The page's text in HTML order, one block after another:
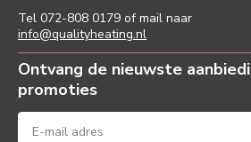
Tel 072-808 0179 of mail naar
info@qualityheating.nl
Ontvang de nieuwste
promoties